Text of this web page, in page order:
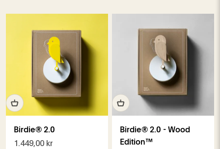
Birdie® 2.0
Salgspris
1.449,00 kr
Birdie® 2.0 - Wood
Edition™